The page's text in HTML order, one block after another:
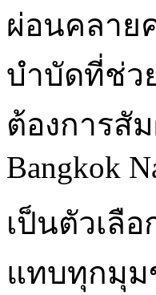
ผ่อนคลาย
บำบัดที่ช่ว
ต้องการสั
Bangkok
เป็นตัวเลื
แทบทุกมุม